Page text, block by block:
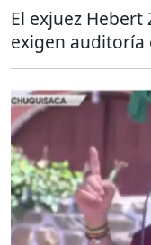
El exjuez
exigen auditoría